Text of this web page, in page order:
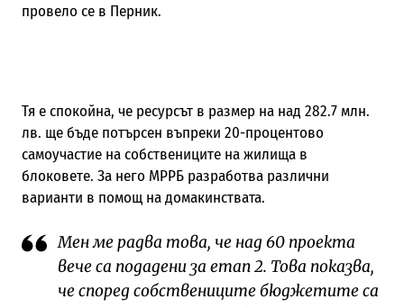
провело се в Перник.
Тя е спокойна, че ресурсът в размер на над 282.7 млн.
лв. ще бъде потърсен въпреки 20-процентово
самоучастие на собствениците на жилища в
блоковете. За него МРРБ разработва различни
варианти в помощ на домакинствата.
Мен ме радва това, че над 60 проекта
вече са подадени за етап 2. Това показва,
че според собствениците бюджетите са